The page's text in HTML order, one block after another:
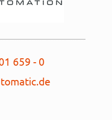
659 - 0